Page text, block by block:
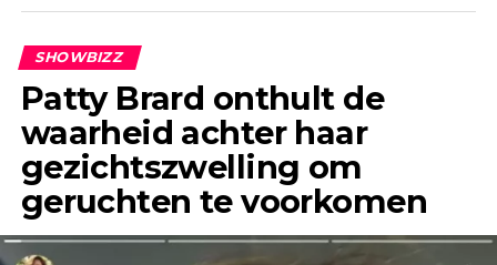
geruchten al jaren geleden de ronde deden.
SHOWBIZZ
Patty Brard onthult de
waarheid achter haar
gezichtszwelling om
geruchten te voorkomen